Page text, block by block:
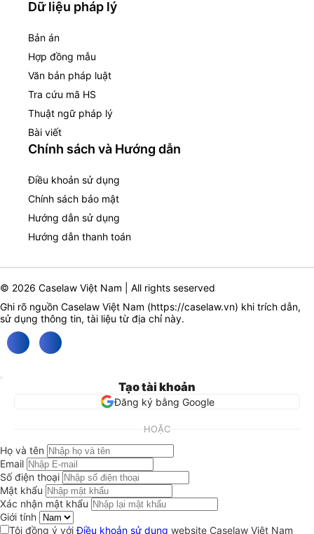
Dữ liệu pháp lý
Bản án
Hợp đồng mẫu
Văn bản pháp luật
Tra cứu mã HS
Thuật ngữ pháp lý
Bài viết
Chính sách và Hướng dẫn
Điều khoản sử dụng
Chính sách bảo mật
Hướng dẫn sử dụng
Hướng dẫn thanh toán
© 2026 Caselaw Việt Nam | All rights seserved
Ghi rõ nguồn Caselaw Việt Nam (https://caselaw.vn) khi trích dẫn,
sử dụng thông tin, tài liệu từ địa chỉ này.
Tạo tài khoản
Đăng ký bằng Google
HOẶC
Họ và tên
Email
Số điện thoại
Mật khẩu
Xác nhận mật khẩu
Giới tính
Tôi đồng ý vớiĐiều khoản sử dụng website Caselaw Việt Nam